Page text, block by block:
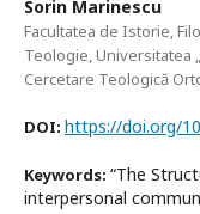
Sorin Marinescu
Facultatea de Istorie,
Teologie, Universitatea
Cercetare Teologică
DOI: https://doi.org/
Keywords: “The
interpersonal